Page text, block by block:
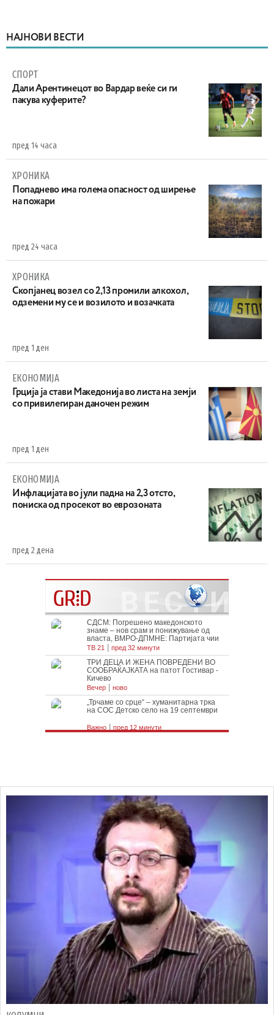
НАЈНОВИ ВЕСТИ
СПОРТ
Дали Арентинецот во Вардар веќе си ги
пакува куферите?
пред 14 часа
ХРОНИКА
Попаднево има голема опасност од ширење
на пожари
пред 24 часа
ХРОНИКА
Скопјанец возел со 2,13 промили алкохол,
одземени му се и возилото и возачката
пред 1 ден
ЕКОНОМИЈА
Грција ја стави Македонија во листа на земји
со привилегиран даночен режим
пред 1 ден
ЕКОНОМИЈА
Инфлацијата во јули падна на 2,3 отсто,
пониска од просекот во еврозоната
пред 2 дена